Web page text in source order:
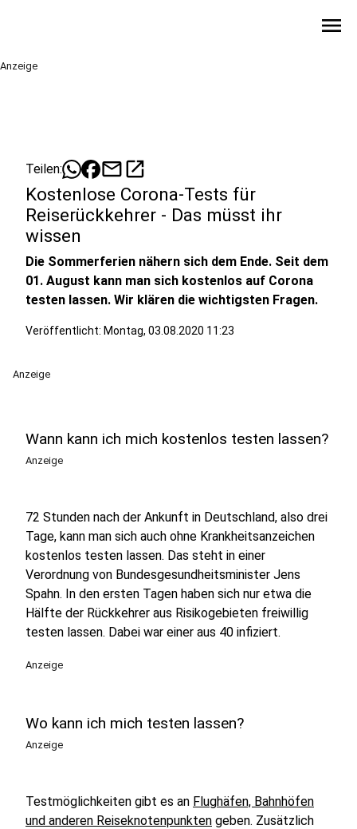
menu
Anzeige
Teilen: mailopen_in_new
Kostenlose Corona-Tests für
Reiserückkehrer - Das müsst ihr
wissen
Die Sommerferien nähern sich dem Ende. Seit dem
01. August kann man sich kostenlos auf Corona
testen lassen. Wir klären die wichtigsten Fragen.
Veröffentlicht: Montag, 03.08.2020 11:23
Anzeige
Wann kann ich mich kostenlos testen lassen?
Anzeige
72 Stunden nach der Ankunft in Deutschland, also drei
Tage, kann man sich auch ohne Krankheitsanzeichen
kostenlos testen lassen. Das steht in einer
Verordnung von Bundesgesundheitsminister Jens
Spahn. In den ersten Tagen haben sich nur etwa die
Hälfte der Rückkehrer aus Risikogebieten freiwillig
testen lassen. Dabei war einer aus 40 infiziert.
Anzeige
Wo kann ich mich testen lassen?
Anzeige
Testmöglichkeiten gibt es an Flughäfen, Bahnhöfen
und anderen Reiseknotenpunkten geben. Zusätzlich